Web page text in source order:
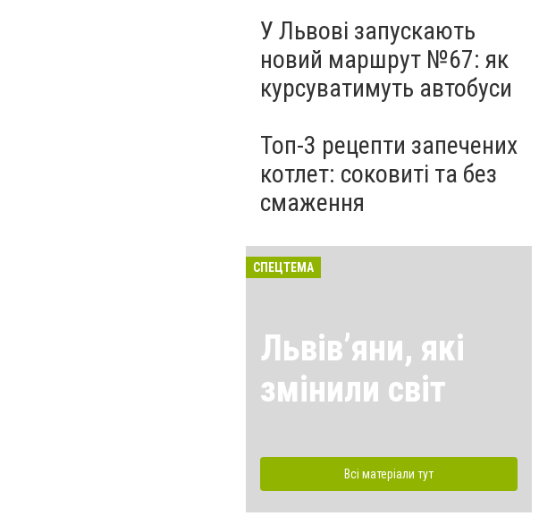
У Львові запускають
новий маршрут №67: як
курсуватимуть автобуси
Топ-3 рецепти запечених
котлет: соковиті та без
смаження
СПЕЦТЕМА
Львівʼяни, які
змінили світ
Всі матеріали тут